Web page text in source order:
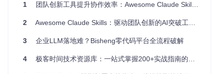
变更
迭代
协调多团队
可视化界面调
整，版本控制追
踪
0%变更
周期
排查
登录服务器查日
志，耗时几小时
中央监控面板，
一键定位问题
节省9
时间
1 团队创新工具提升协作效率：Awesome Claude Skills全解析
2 Awesome Claude Skills：驱动团队创新的AI突破工具集
3 企业LLM落地难？Bisheng零代码平台全流程破解
4 极客时间技术资源库：一站式掌握200+实战指南的开发者进阶宝典